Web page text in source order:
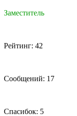
Заместитель
Рейтинг: 42
Сообщений: 17
Спасибок: 5